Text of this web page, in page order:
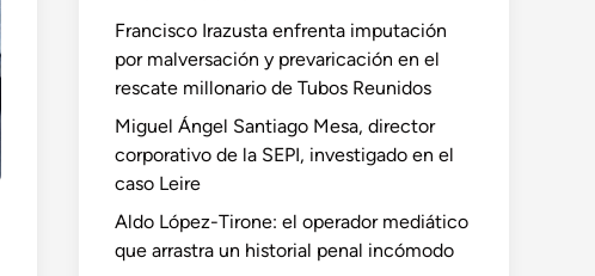
Francisco Irazusta enfrenta imputación
por malversación y prevaricación en el
rescate millonario de Tubos Reunidos
Miguel Ángel Santiago Mesa, director
corporativo de la SEPI, investigado en el
caso Leire
Aldo López-Tirone: el operador mediático
que arrastra un historial penal incómodo